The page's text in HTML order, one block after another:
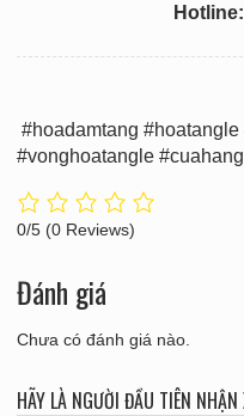
#hoadamtang
#vonghoatangle
0/5 (0 Reviews)
Đánh giá
Chưa có đánh giá nào.
HÃY LÀ NGƯỜI ĐẦU TIÊN